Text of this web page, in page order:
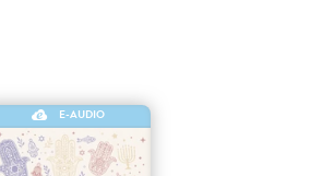
E-AUDIO